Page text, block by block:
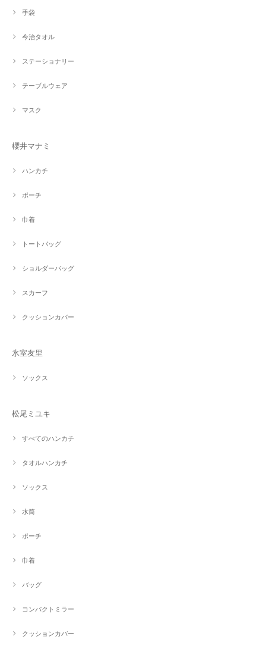
手袋
今治タオル
ステーショナリー
テーブルウェア
マスク
櫻井マナミ
ハンカチ
ポーチ
巾着
トートバッグ
ショルダーバッグ
スカーフ
クッションカバー
氷室友里
ソックス
松尾ミユキ
すべてのハンカチ
タオルハンカチ
ソックス
水筒
ポーチ
巾着
バッグ
コンパクトミラー
クッションカバー